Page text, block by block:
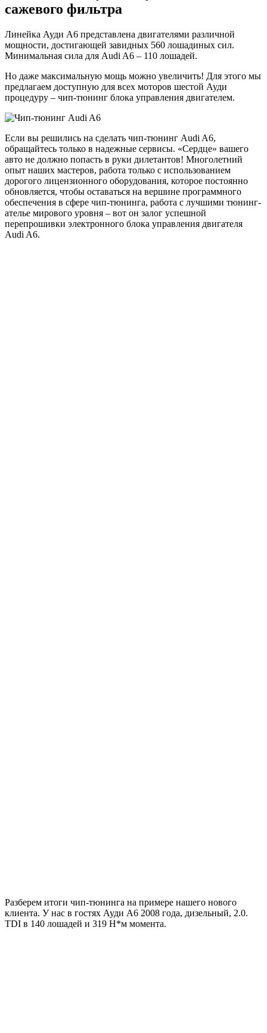
сажевого фильтра
Линейка Ауди А6 представлена двигателями различной
мощности, достигающей завидных 560 лошадиных сил.
Минимальная сила для Audi A6 – 110 лошадей.
Но даже максимальную мощь можно увеличить! Для этого мы
предлагаем доступную для всех моторов шестой Ауди
процедуру – чип-тюнинг блока управления двигателем.
Если вы решились на сделать чип-тюнинг Audi A6,
обращайтесь только в надежные сервисы. «Сердце» вашего
авто не должно попасть в руки дилетантов! Многолетний
опыт наших мастеров, работа только с использованием
дорогого лицензионного оборудования, которое постоянно
обновляется, чтобы оставаться на вершине программного
обеспечения в сфере чип-тюнинга, работа с лучшими тюнинг-
ателье мирового уровня – вот он залог успешной
перепрошивки электронного блока управления двигателя
Audi A6.
Разберем итоги чип-тюнинга на примере нашего нового
клиента. У нас в гостях Ауди А6 2008 года, дизельный, 2.0.
TDI в 140 лошадей и 319 Н*м момента.